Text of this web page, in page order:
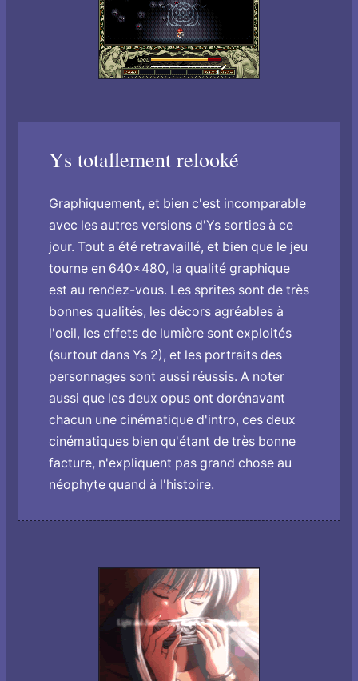
Ys totallement relooké
Graphiquement, et bien c'est incomparable
avec les autres versions d'Ys sorties à ce
jour. Tout a été retravaillé, et bien que le jeu
tourne en 640x480, la qualité graphique
est au rendez-vous. Les sprites sont de très
bonnes qualités, les décors agréables à
l'oeil, les effets de lumière sont exploités
(surtout dans Ys 2), et les portraits des
personnages sont aussi réussis. A noter
aussi que les deux opus ont dorénavant
chacun une cinématique d'intro, ces deux
cinématiques bien qu'étant de très bonne
facture, n'expliquent pas grand chose au
néophyte quand à l'histoire.